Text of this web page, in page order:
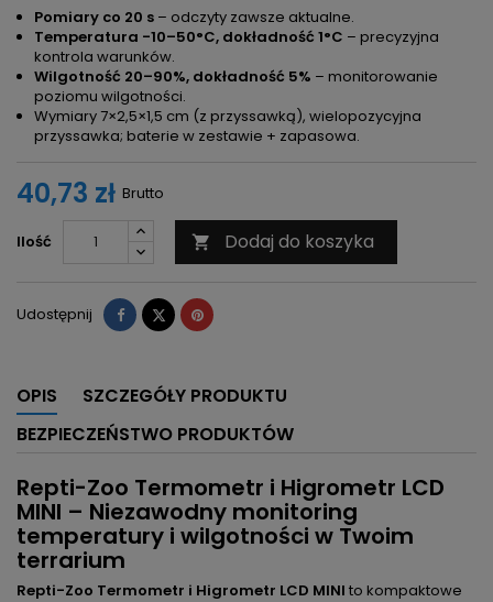
Pomiary co 20 s – odczyty zawsze aktualne.
Temperatura -10–50°C, dokładność 1°C – precyzyjna
kontrola warunków.
Wilgotność 20–90%, dokładność 5% – monitorowanie
poziomu wilgotności.
Wymiary 7×2,5×1,5 cm (z przyssawką), wielopozycyjna
przyssawka; baterie w zestawie + zapasowa.
40,73 zł Brutto
Ilość  Dodaj do koszyka
Udostępnij Udostępnij
TweetujPinterest
OPIS
SZCZEGÓŁY PRODUKTU
BEZPIECZEŃSTWO PRODUKTÓW
Repti-Zoo Termometr i Higrometr LCD
MINI – Niezawodny monitoring
temperatury i wilgotności w Twoim
terrarium
Repti-Zoo Termometr i Higrometr LCD MINI to kompaktowe